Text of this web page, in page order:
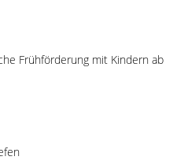
Frühförderung mit Kindern ab